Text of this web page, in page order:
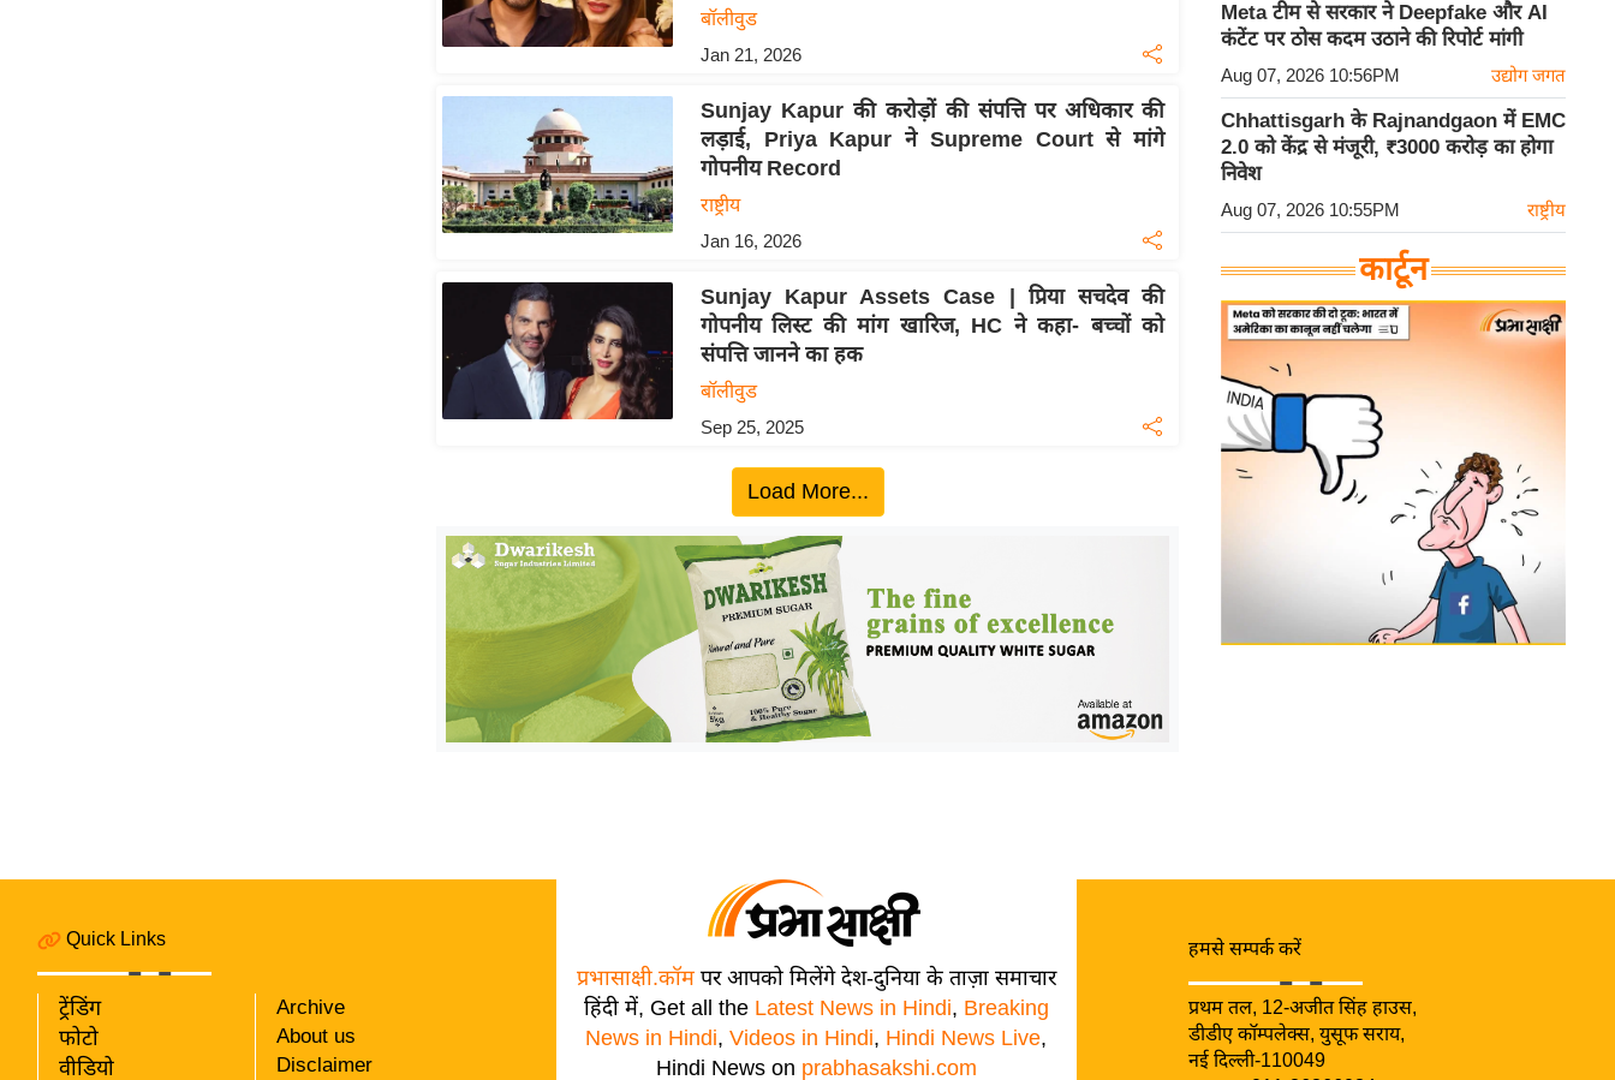
k
चुनाव
फोटो
वीडियो
बॉलीवुड
Jan 21, 2026
Sunjay Kapur की करोड़ों की संपत्ति पर अधिकार की
लड़ाई, Priya Kapur ने Supreme Court से मांगे
गोपनीय Record
राष्ट्रीय
Jan 16, 2026
Sunjay Kapur Assets Case | प्रिया सचदेव की
गोपनीय लिस्ट की मांग खारिज, HC ने कहा- बच्चों को
संपत्ति जानने का हक
बॉलीवुड
Sep 25, 2025
Load More...
Meta टीम से सरकार ने Deepfake और AI
कंटेंट पर ठोस कदम उठाने की रिपोर्ट मांगी
Aug 07, 2026 10:56PM उद्योग जगत
Chhattisgarh के Rajnandgaon में EMC
2.0 को केंद्र से मंजूरी, ₹3000 करोड़ का होगा
निवेश
Aug 07, 2026 10:55PM राष्ट्रीय
कार्टून
Quick Links
ट्रेंडिंग
फोटो
वीडियो
Archive
About us
Disclaimer
प्रभासाक्षी.कॉमपर आपको मिलेंगे देश-दुनिया के ताज़ा समाचार
हिंदी में, Get all the Latest News in Hindi, Breaking
News in Hindi,Videos in Hindi, Hindi News Live,
Hindi News on prabhasakshi.com
हमसे सम्पर्क करें
प्रथम तल, 12-अजीत सिंह हाउस,
डीडीए कॉम्पलेक्स, युसूफ सराय,
नई दिल्ली-110049